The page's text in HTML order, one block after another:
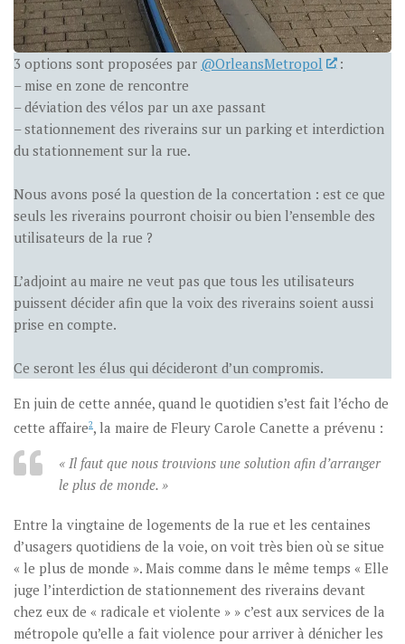
3 options sont proposées par @OrleansMetropol
:
– mise en zone de rencontre
– déviation des vélos par un axe passant
– stationnement des riverains sur un parking et interdiction
du stationnement sur la rue.
Nous avons posé la question de la concertation : est ce que
seuls les riverains pourront choisir ou bien l’ensemble des
utilisateurs de la rue ?
L’adjoint au maire ne veut pas que tous les utilisateurs
puissent décider afin que la voix des riverains soient aussi
prise en compte.
Ce seront les élus qui décideront d’un compromis.
En juin de cette année, quand le quotidien s’est fait l’écho de
cette affaire2, la maire de Fleury Carole Canette a prévenu :
« Il faut que nous trouvions une solution afin d’arranger
le plus de monde. »
Entre la vingtaine de logements de la rue et les centaines
d’usagers quotidiens de la voie, on voit très bien où se situe
« le plus de monde ». Mais comme dans le même temps « Elle
juge l’interdiction de stationnement des riverains devant
chez eux de « radicale et violente » » c’est aux services de la
métropole qu’elle a fait violence pour arriver à dénicher les